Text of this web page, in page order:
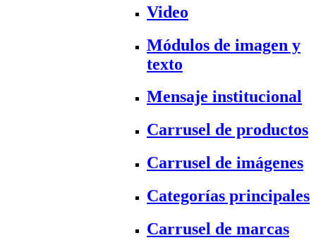
Video
Módulos de imagen y
texto
Mensaje institucional
Carrusel de productos
Carrusel de imágenes
Categorías principales
Carrusel de marcas